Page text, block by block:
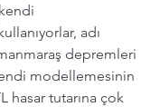
adı
depremleri
modellemesinin
hasar tutarına çok